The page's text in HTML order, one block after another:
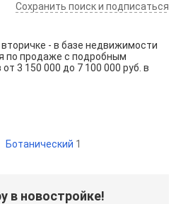
Сохранить поиск и подписаться
- в базе недвижимости
по продаже с подробным
от 3 150 000 до 7 100 000 руб. в
Ботанический 1
в новостройке!